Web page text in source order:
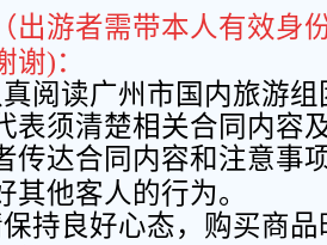
出游者需带本人有效身
谢)：
阅读广州市国内旅游
表须清楚相关合同内容
传达合同内容和注意事
其他客人的行为。
持良好心态，购买商